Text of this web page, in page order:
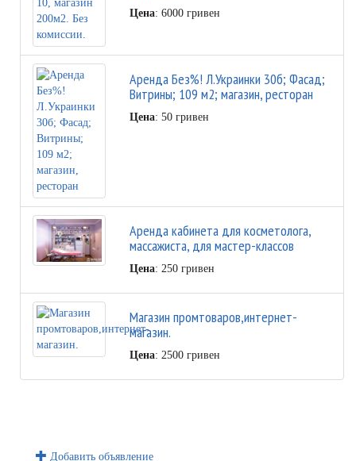
Цена: 6000 гривен
Аренда Без%! Л.Украинки 30б; Фасад;
Витрины; 109 м2; магазин, ресторан
Цена: 50 гривен
Аренда кабинета для косметолога,
массажиста, для мастер-классов
Цена: 250 гривен
Магазин промтоваров,интернет-
магазин.
Цена: 2500 гривен
Добавить объявление